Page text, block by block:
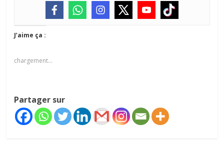
J’aime ça :
chargement…
Partager sur